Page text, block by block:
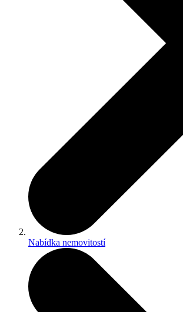
Nabídka nemovitostí